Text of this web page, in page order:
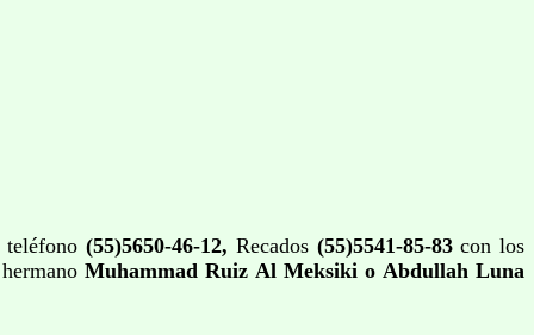
(55)5650-46-12, Recados (55)5541-85-83con los
Muhammad Ruiz Al Meksiki o Abdullah Luna